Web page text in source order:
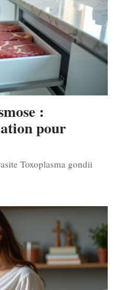
:
pour
Toxoplasma gondii